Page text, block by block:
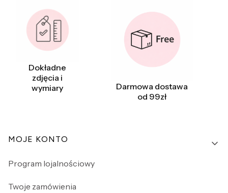
Dokładne
zdjęcia i
wymiary
Darmowa dostawa
od 99zł
Linki w stopce
MOJE KONTO
Program lojalnościowy
Twoje zamówienia